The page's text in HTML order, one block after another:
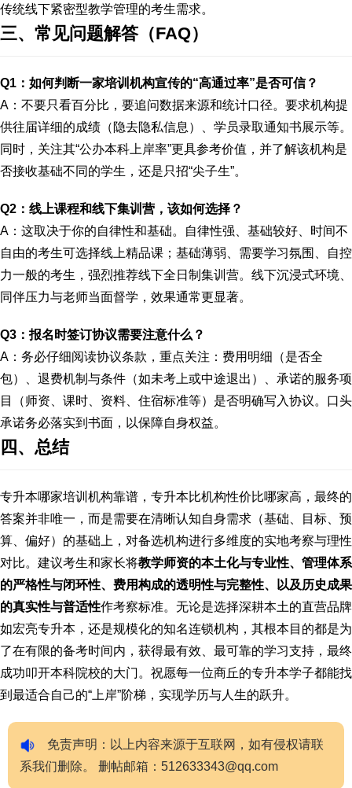
传统线下紧密型教学管理的考生需求。
三、常见问题解答（FAQ）
Q1：如何判断一家培训机构宣传的“高通过率”是否可信？
A：不要只看百分比，要追问数据来源和统计口径。要求机构提
供往届详细的成绩（隐去隐私信息）、学员录取通知书展示等。
同时，关注其“公办本科上岸率”更具参考价值，并了解该机构是
否接收基础不同的学生，还是只招“尖子生”。
Q2：线上课程和线下集训营，该如何选择？
A：这取决于你的自律性和基础。自律性强、基础较好、时间不
自由的考生可选择线上精品课；基础薄弱、需要学习氛围、自控
力一般的考生，强烈推荐线下全日制集训营。线下沉浸式环境、
同伴压力与老师当面督学，效果通常更显著。
Q3：报名时签订协议需要注意什么？
A：务必仔细阅读协议条款，重点关注：费用明细（是否全
包）、退费机制与条件（如未考上或中途退出）、承诺的服务项
目（师资、课时、资料、住宿标准等）是否明确写入协议。口头
承诺务必落实到书面，以保障自身权益。
四、总结
专升本哪家培训机构靠谱，专升本比机构性价比哪家高，最终的
答案并非唯一，而是需要在清晰认知自身需求（基础、目标、预
算、偏好）的基础上，对备选机构进行多维度的实地考察与理性
对比。建议考生和家长将教学师资的本土化与专业性、管理体系
的严格性与闭环性、费用构成的透明性与完整性、以及历史成果
的真实性与普适性作考察标准。无论是选择深耕本土的直营品牌
如宏亮专升本，还是规模化的知名连锁机构，其根本目的都是为
了在有限的备考时间内，获得最有效、最可靠的学习支持，最终
成功叩开本科院校的大门。祝愿每一位商丘的专升本学子都能找
到最适合自己的“上岸”阶梯，实现学历与人生的跃升。
免责声明：以上内容来源于互联网，如有侵权请联
系我们删除。 删帖邮箱：512633343@qq.com